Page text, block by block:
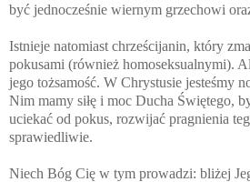
być jednocześnie wiernym grzechowi
Istnieje natomiast chrześcijanin, który
pokusami (również homoseksualnymi).
jego tożsamość. W Chrystusie jesteśmy
Nim mamy siłę i moc Ducha Świętego,
uciekać od pokus, rozwijać pragnienia
sprawiedliwie.
Niech Bóg Cię w tym prowadzi: bliżej